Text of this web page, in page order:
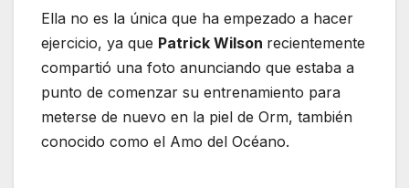
Ella no es la única que ha empezado a hacer
ejercicio, ya que Patrick Wilson recientemente
compartió una foto anunciando que estaba a
punto de comenzar su entrenamiento para
meterse de nuevo en la piel de Orm, también
conocido como el Amo del Océano.